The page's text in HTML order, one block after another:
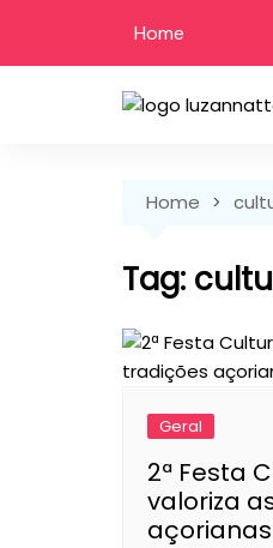
content
Home
Home
Tag:
Geral
2ª Festa
valoriza
açorianas